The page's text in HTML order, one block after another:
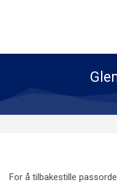
For å tilbakestille